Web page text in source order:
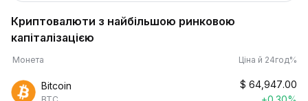
Криптовалюти з найбільшою ринковою
капіталізацією
Монета Ціна й 24год%
Bitcoin $ 64,947.00